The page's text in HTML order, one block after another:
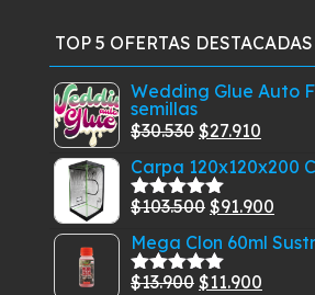
TOP 5 OFERTAS
Wedding Glue Auto
semillas
$30.530 El
precio
original
era:
$30.530.
$27.910
precio
es:
Carpa 120x120x200
Valorado
5
$103.500 El
precio
original
era:
$91.900
precio
Mega Clon 60ml
Valorado
$13.900 El
$11.900